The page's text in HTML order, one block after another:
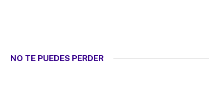
NO TE PUEDES PERDER